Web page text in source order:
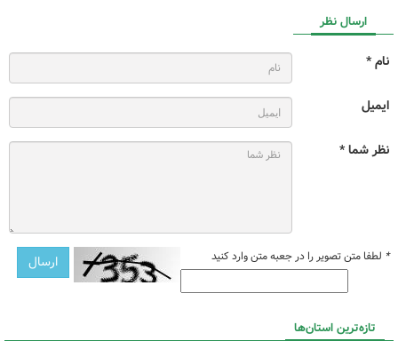
ارسال نظر
نام *
ایمیل
نظر شما *
* لطفا متن تصویر را در جعبه متن وارد کنید
تازه‌ترین استان‌ها